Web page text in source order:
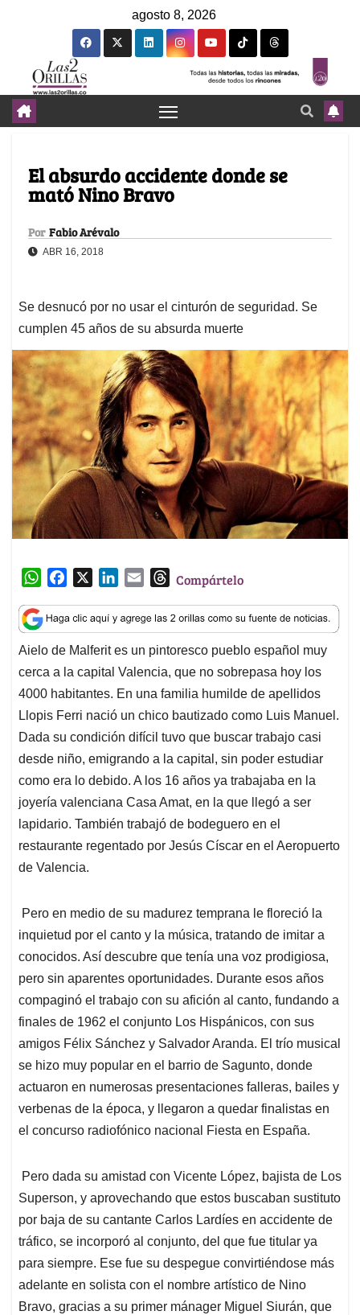
agosto 8, 2026
El absurdo accidente donde se
mató Nino Bravo
Por Fabio Arévalo
ABR 16, 2018
Se desnucó por no usar el cinturón de seguridad. Se
cumplen 45 años de su absurda muerte
W
a
t
s
A
p
p
c
e
b
o
o
k
n
k
e
d
I
n
a
i
l
T
r
e
a
d
s
Compártelo
Aielo de Malferit es un pintoresco pueblo español muy
cerca a la capital Valencia, que no sobrepasa hoy los
4000 habitantes. En una familia humilde de apellidos
Llopis Ferri nació un chico bautizado como Luis Manuel.
Dada su condición difícil tuvo que buscar trabajo casi
desde niño, emigrando a la capital, sin poder estudiar
como era lo debido. A los 16 años ya trabajaba en la
joyería valenciana Casa Amat, en la que llegó a ser
lapidario. También trabajó de bodeguero en el
restaurante regentado por Jesús Císcar en el Aeropuerto
de Valencia.
Pero en medio de su madurez temprana le floreció la
inquietud por el canto y la música, tratando de imitar a
conocidos. Así descubre que tenía una voz prodigiosa,
pero sin aparentes oportunidades. Durante esos años
compaginó el trabajo con su afición al canto, fundando a
finales de 1962 el conjunto Los Hispánicos, con sus
amigos Félix Sánchez y Salvador Aranda. El trío musical
se hizo muy popular en el barrio de Sagunto, donde
actuaron en numerosas presentaciones falleras, bailes y
verbenas de la época, y llegaron a quedar finalistas en
el concurso radiofónico nacional Fiesta en España.
Pero dada su amistad con Vicente López, bajista de Los
Superson, y aprovechando que estos buscaban sustituto
por baja de su cantante Carlos Lardíes en accidente de
tráfico, se incorporó al conjunto, del que fue titular ya
para siempre. Ese fue su despegue convirtiéndose más
adelante en solista con el nombre artístico de Nino
Bravo, gracias a su primer mánager Miguel Siurán, que